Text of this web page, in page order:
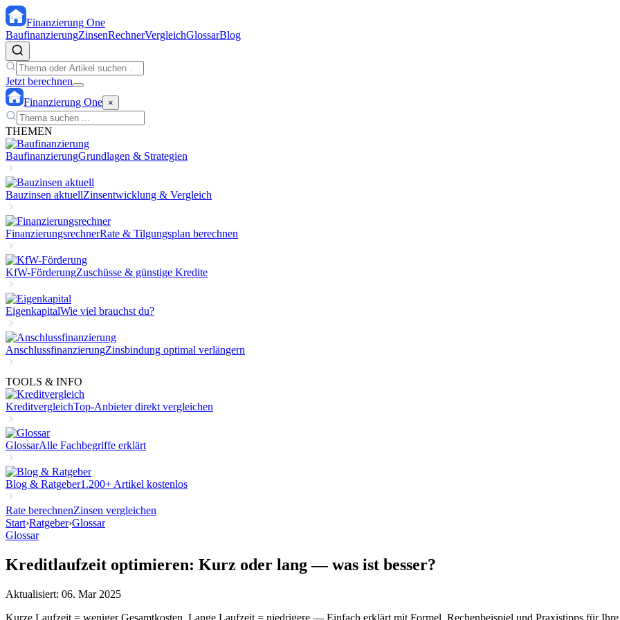
Finanzierung One
BaufinanzierungZinsenRechnerVergleichGlossarBlog
Jetzt berechnen
Finanzierung One ×
THEMEN
BaufinanzierungGrundlagen & Strategien
Bauzinsen aktuellZinsentwicklung & Vergleich
FinanzierungsrechnerRate & Tilgungsplan berechnen
KfW-FörderungZuschüsse & günstige Kredite
EigenkapitalWie viel brauchst du?
AnschlussfinanzierungZinsbindung optimal verlängern
TOOLS & INFO
KreditvergleichTop-Anbieter direkt vergleichen
GlossarAlle Fachbegriffe erklärt
Blog & Ratgeber1.200+ Artikel kostenlos
Rate berechnenZinsen vergleichen
Start›Ratgeber›Glossar
Glossar
Kreditlaufzeit optimieren: Kurz oder lang — was ist besser?
Aktualisiert: 06. Mar 2025
Kurze Laufzeit = weniger Gesamtkosten. Lange Laufzeit = niedrigere — Einfach erklärt mit Formel, Rechenbeispiel und Praxistipps für